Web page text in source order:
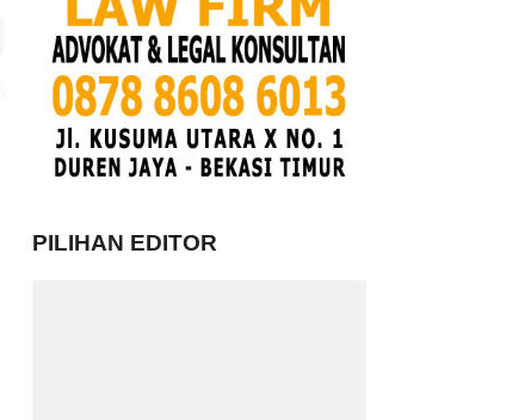
PILIHAN EDITOR